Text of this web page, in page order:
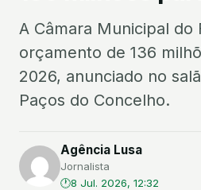
A Câmara Municipal do
orçamento de 136
2026, anunciado no
Paços do Concelho.
Agência Lusa
Jornalista
8 Jul. 2026, 12:32